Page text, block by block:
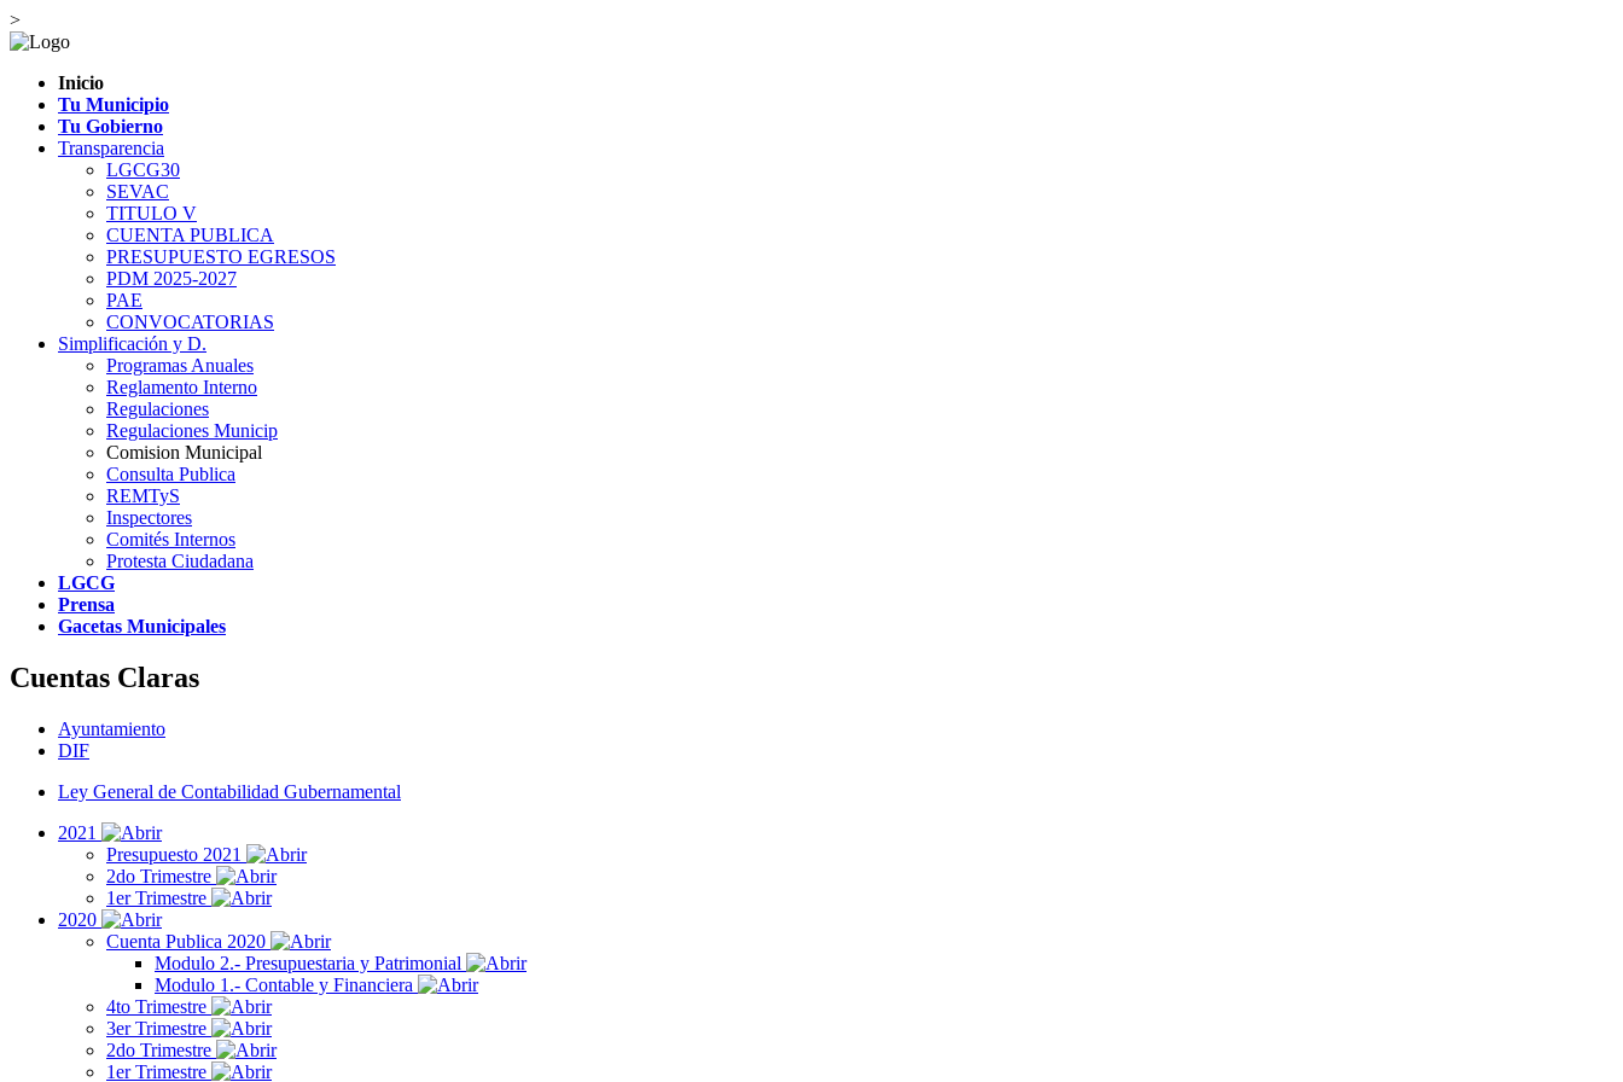
>
Inicio
Tu Municipio
Tu Gobierno
Transparencia
LGCG30
SEVAC
TITULO V
CUENTA PUBLICA
PRESUPUESTO EGRESOS
PDM 2025-2027
PAE
CONVOCATORIAS
Simplificación y D.
Programas Anuales
Reglamento Interno
Regulaciones
Regulaciones Municip
Comision Municipal
Consulta Publica
REMTyS
Inspectores
Comités Internos
Protesta Ciudadana
LGCG
Prensa
Gacetas Municipales
Cuentas Claras
Ayuntamiento
DIF
Ley General de Contabilidad Gubernamental
2021
Presupuesto 2021
2do Trimestre
1er Trimestre
2020
Cuenta Publica 2020
Modulo 2.- Presupuestaria y Patrimonial
Modulo 1.- Contable y Financiera
4to Trimestre
3er Trimestre
2do Trimestre
1er Trimestre